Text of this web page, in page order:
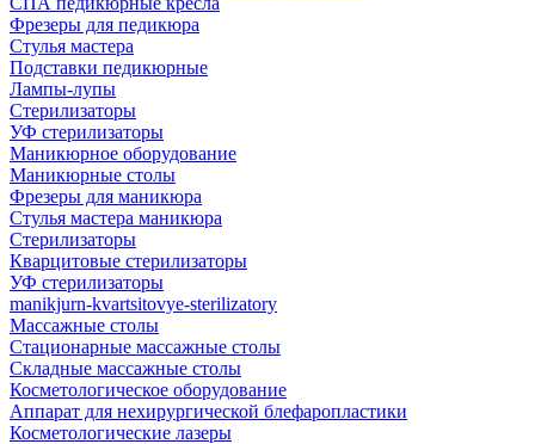
Фрезеры для педикюра
Стулья мастера
Подставки педикюрные
Лампы-лупы
Стерилизаторы
УФ стерилизаторы
Маникюрное оборудование
Маникюрные столы
Фрезеры для маникюра
Стулья мастера маникюра
Стерилизаторы
Кварцитовые стерилизаторы
УФ стерилизаторы
manikjurn-kvartsitovye-sterilizatory
Массажные столы
Стационарные массажные столы
Складные массажные столы
Косметологическое оборудование
Аппарат для нехирургической блефаропластики
Косметологические лазеры